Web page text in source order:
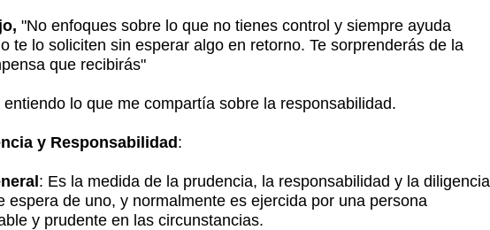
"No enfoques sobre lo que no tienes control y siempre ayuda
te lo soliciten sin esperar algo en retorno. Te sorprenderás de la
que recibirás"
entiendo lo que me compartía sobre la responsabilidad.
y Responsabilidad :
: Es la medida de la prudencia, la responsabilidad y la diligencia
espera de uno, y normalmente es ejercida por una persona
y prudente en las circunstancias.